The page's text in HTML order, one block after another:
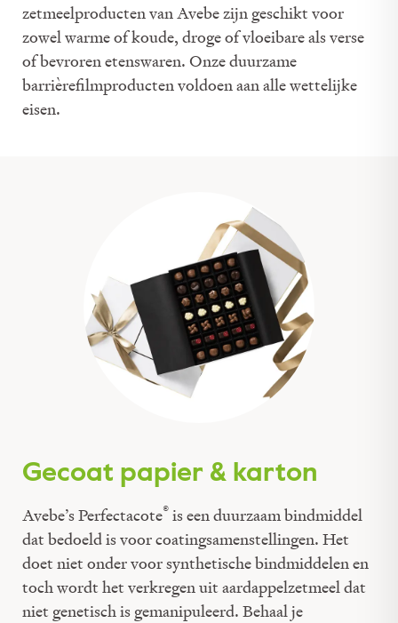
zetmeelproducten van Avebe zijn geschikt voor
zowel warme of koude, droge of vloeibare als verse
of bevroren etenswaren. Onze duurzame
barrièrefilmproducten voldoen aan alle wettelijke
eisen.
Gecoat papier & karton
Avebe’s Perfectacote® is een duurzaam bindmiddel
dat bedoeld is voor coatingsamenstellingen. Het
doet niet onder voor synthetische bindmiddelen en
toch wordt het verkregen uit aardappelzetmeel dat
niet genetisch is gemanipuleerd. Behaal je